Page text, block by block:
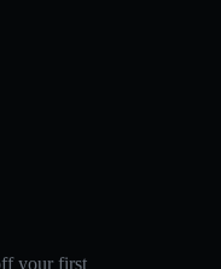
your first